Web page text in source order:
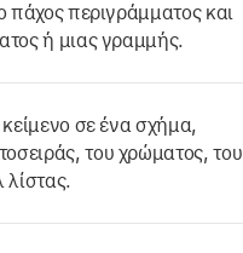
πάχος περιγράμματος και
ή μιας γραμμής.
σε ένα σχήμα,
του χρώματος, του
λίστας.